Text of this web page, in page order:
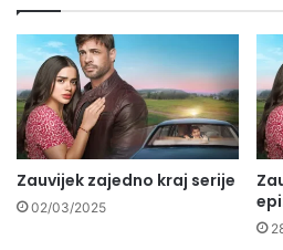
Zauvijek zajedno kraj serije
02/03/2025